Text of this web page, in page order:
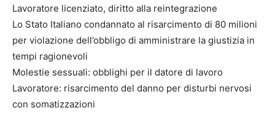
Lavoratore licenziato, diritto alla reintegrazione
Lo Stato Italiano condannato al risarcimento di 80 milioni
per violazione dell’obbligo di amministrare la giustizia in
tempi ragionevoli
Molestie sessuali: obblighi per il datore di lavoro
Lavoratore: risarcimento del danno per disturbi nervosi
con somatizzazioni